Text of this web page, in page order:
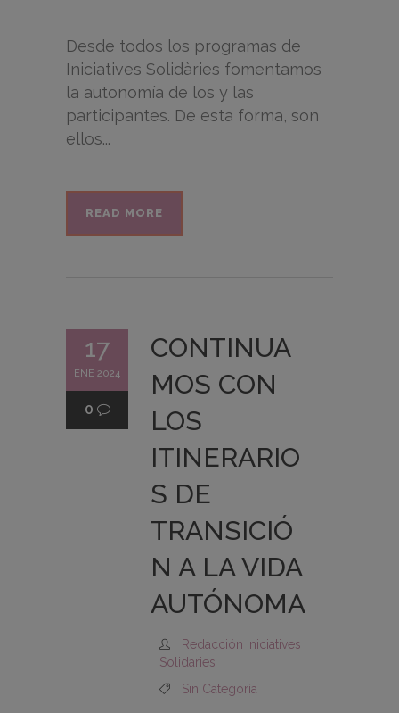
Desde todos los programas de
Iniciatives Solidàries fomentamos
la autonomía de los y las
participantes. De esta forma, son
ellos...
READ MORE
17
ENE 2024
0
CONTINUA
MOS CON
LOS
ITINERARIO
S DE
TRANSICIÓ
N A LA VIDA
AUTÓNOMA
Redacción Iniciatives
Solidaries
Sin Categoría